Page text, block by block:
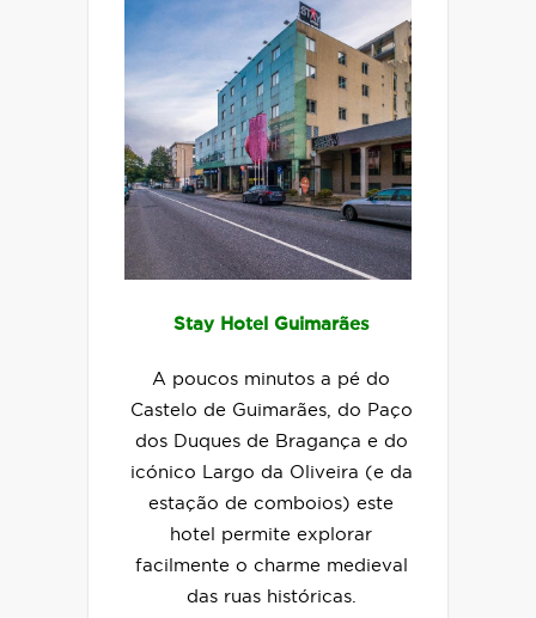
Stay Hotel Guimarães
A poucos minutos a pé do
Castelo de Guimarães, do Paço
dos Duques de Bragança e do
icónico Largo da Oliveira (e da
estação de comboios) este
hotel permite explorar
facilmente o charme medieval
das ruas históricas.